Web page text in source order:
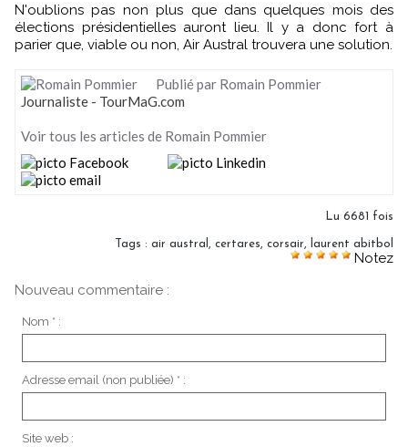
N'oublions pas non plus que dans quelques mois des
élections présidentielles auront lieu. Il y a donc fort à
parier que, viable ou non, Air Austral trouvera une solution.
Publié par Romain Pommier
Journaliste - TourMaG.com
Voir tous les articles de Romain Pommier
Lu 6681 fois
Tags : air austral certares corsair laurent abitbol
Notez
Nouveau commentaire :
Nom * :
Adresse email (non publiée) * :
Site web :